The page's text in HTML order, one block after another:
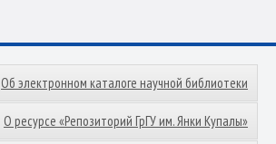
Об электронном каталоге научной библиотеки
О ресурсе «Репозиторий ГрГУ им. Янки Купалы»